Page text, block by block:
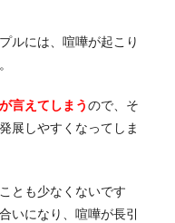
ルには、喧嘩が起こり
言えてしまうので、そ
展しやすくなってしま
とも少なくないです
いになり、喧嘩が長引